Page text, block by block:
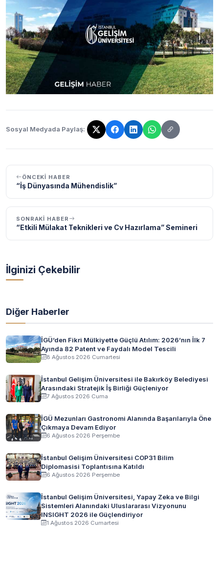
Sosyal Medyada Paylaş:
Bağlantı kopyalandı!
ÖNCEKI HABER
“İş Dünyasında Mühendislik”
SONRAKI HABER
“Etkili Mülakat Teknikleri ve Cv Hazırlama” Semineri
İlginizi Çekebilir
Diğer Haberler
İGÜ’den Fikri Mülkiyette Güçlü Atılım: 2026’nın İlk 7
Ayında 82 Patent ve Faydalı Model Tescili
8 Ağustos 2026 Cumartesi
İstanbul Gelişim Üniversitesi ile Bakırköy Belediyesi
Arasındaki Stratejik İş Birliği Güçleniyor
7 Ağustos 2026 Cuma
İGÜ Mezunları Gastronomi Alanında Başarılarıyla Öne
Çıkmaya Devam Ediyor
6 Ağustos 2026 Perşembe
İstanbul Gelişim Üniversitesi COP31 Bilim
Diplomasisi Toplantısına Katıldı
6 Ağustos 2026 Perşembe
İstanbul Gelişim Üniversitesi, Yapay Zeka ve Bilgi
Sistemleri Alanındaki Uluslararası Vizyonunu
INSIGHT 2026 ile Güçlendiriyor
1 Ağustos 2026 Cumartesi